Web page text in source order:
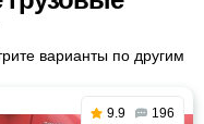
варианты по другим
9.9 196